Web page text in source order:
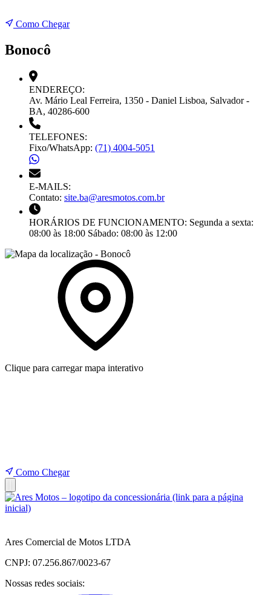
Como Chegar
Bonocô
ENDEREÇO:
Av. Mário Leal Ferreira, 1350 - Daniel Lisboa, Salvador -
BA, 40286-600
TELEFONES:
Fixo/WhatsApp: (71) 4004-5051
E-MAILS:
Contato: site.ba@aresmotos.com.br
HORÁRIOS DE FUNCIONAMENTO: Segunda a sexta:
08:00 às 18:00 Sábado: 08:00 às 12:00
Clique para carregar mapa interativo
Como Chegar
Ares Comercial de Motos LTDA
CNPJ: 07.256.867/0023-67
Nossas redes sociais: